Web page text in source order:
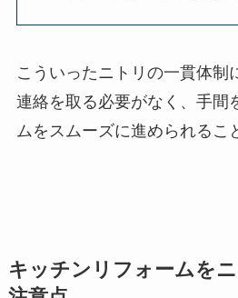
こういったニトリの一貫体制
連絡を取る必要がなく、手間
ムをスムーズに進められるこ
キッチンリフォームを